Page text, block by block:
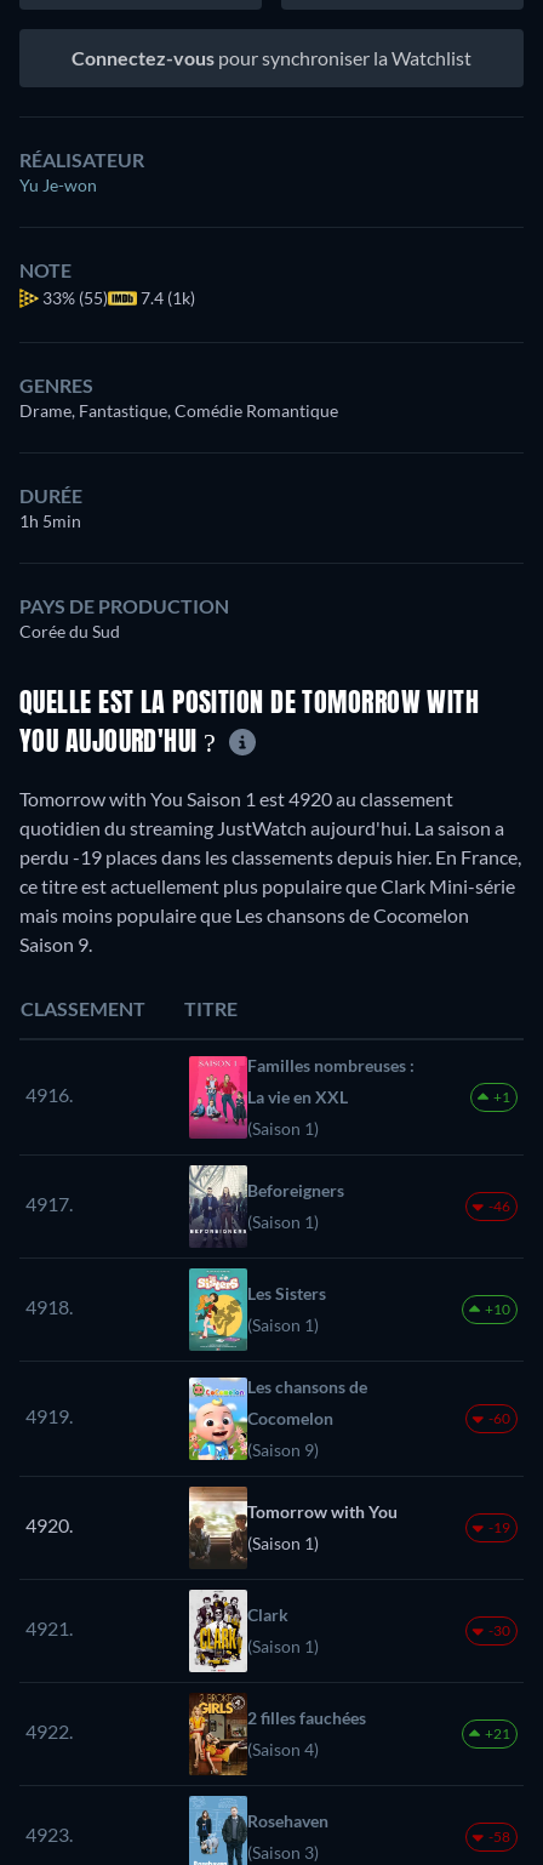
Connectez-vous pour synchroniser la Watchlist
RÉALISATEUR
Yu Je-won
NOTE
33% (55) 7.4 (1k)
GENRES
Drame, Fantastique, Comédie Romantique
DURÉE
1h 5min
PAYS DE PRODUCTION
Corée du Sud
QUELLE EST LA POSITION DE TOMORROW WITH
YOU AUJOURD'HUI ?
Tomorrow with You Saison 1 est 4920 au classement
quotidien du streaming JustWatch aujourd'hui. La saison a
perdu -19 places dans les classements depuis hier. En France,
ce titre est actuellement plus populaire que Clark Mini-série
mais moins populaire que Les chansons de Cocomelon
Saison 9.
CLASSEMENT TITRE
4916.
Familles nombreuses :
La vie en XXL
(Saison 1)
+1
4917.
Beforeigners
(Saison 1)
-46
4918.
Les Sisters
(Saison 1)
+10
4919.
Les chansons de
Cocomelon
(Saison 9)
-60
4920.
Tomorrow with You
(Saison 1)
-19
4921.
Clark
(Saison 1)
-30
4922.
2 filles fauchées
(Saison 4)
+21
4923.
Rosehaven
(Saison 3)
-58